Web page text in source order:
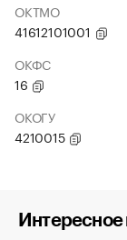
ОКТМО
41612101001
ОКФС
16
ОКОГУ
4210015
Интересное